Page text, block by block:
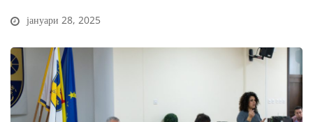
јануари 28, 2025